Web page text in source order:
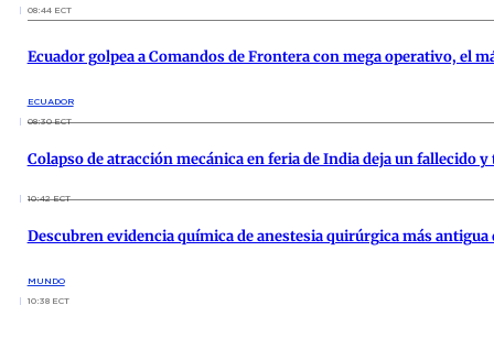
08:44 ECT
Ecuador golpea a Comandos de Frontera con mega operativo, el
ECUADOR
08:30 ECT
Colapso de atracción mecánica en feria de India deja un fallecido
10:42 ECT
Descubren evidencia química de anestesia quirúrgica más antigua
MUNDO
10:38 ECT